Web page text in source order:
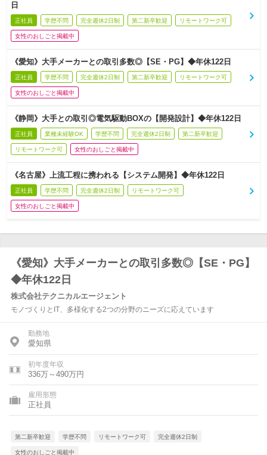
日
正社員 学歴不問 完全週休2日制 第二新卒歓迎 リモートワーク可
女性のおしごと掲載中
《愛知》大手メーカーとの取引多数◎【SE・PG】◆年休122日
正社員 学歴不問 完全週休2日制 第二新卒歓迎 リモートワーク可
女性のおしごと掲載中
《静岡》大手との取引◎電気駆動BOXの【開発設計】◆年休122日
正社員 業種未経験OK 学歴不問 完全週休2日制 第二新卒歓迎
リモートワーク可 女性のおしごと掲載中
《名古屋》上流工程に携われる【システム開発】◆年休122日
正社員 学歴不問 完全週休2日制 リモートワーク可
女性のおしごと掲載中
《愛知》大手メーカーとの取引多数◎【SE・PG】
◆年休122日
株式会社テクニカルエージェント
モノづくりとIT、多様化する2つの分野のニーズに応えています
勤務地
愛知県
初年度年収
336万～490万円
雇用形態
正社員
第二新卒歓迎 学歴不問 リモートワーク可 完全週休2日制
女性のおしごと掲載中